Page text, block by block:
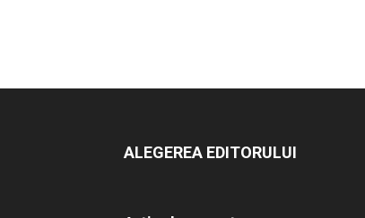
ALEGEREA EDITORULUI